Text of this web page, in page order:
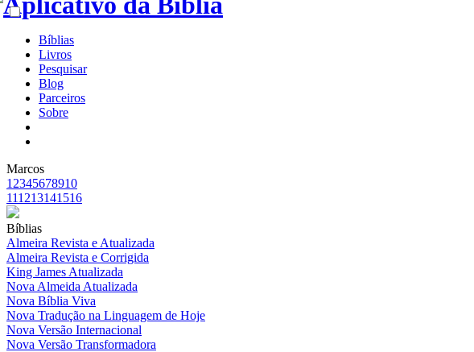
Bíblias
Livros
Pesquisar
Blog
Parceiros
Sobre
Marcos
1 2345678910
111213141516
Bíblias
Almeira Revista e Atualizada
Almeira Revista e Corrigida
King James Atualizada
Nova Almeida Atualizada
Nova Bíblia Viva
Nova Tradução na Linguagem de Hoje
Nova Versão Internacional
Nova Versão Transformadora